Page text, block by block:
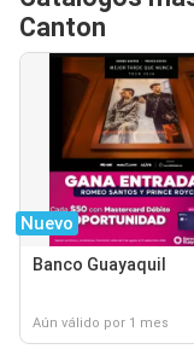
Canton
Nuevo
Banco Guayaquil
Aún válido por 1 mes